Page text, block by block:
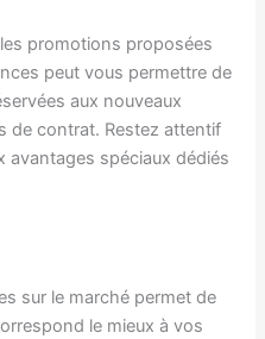
promotions proposées
peut vous permettre de
aux nouveaux
de contrat. Restez attentif
avantages spéciaux dédiés
sur le marché permet de
le mieux à vos